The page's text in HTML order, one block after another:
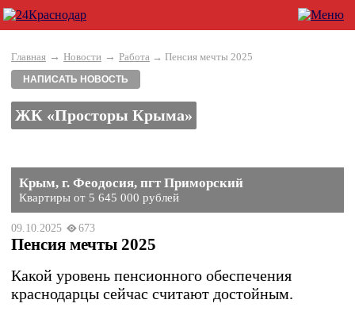
Главная → Новости → Работа → Пенсия мечты 2025
НАПИСАТЬ НОВОСТЬ
ЖК «Просторы Крыма»
Крым, г. Феодосия, пгт Приморский
Квартиры от 5 645 000 рублей
09.10.2025 673
Пенсия мечты 2025
Какой уровень пенсионного обеспечения
краснодарцы сейчас считают достойным.